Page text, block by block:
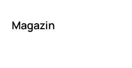
Magazin